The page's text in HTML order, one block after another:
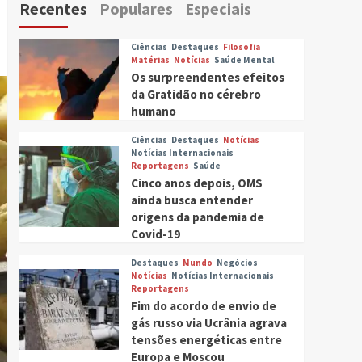
Recentes Populares Especiais
Ciências Destaques Filosofia
Matérias Notícias Saúde Mental
Os surpreendentes efeitos
da Gratidão no cérebro
humano
Ciências Destaques Notícias
Notícias Internacionais
Reportagens Saúde
Cinco anos depois, OMS
ainda busca entender
origens da pandemia de
Covid-19
Destaques Mundo Negócios
Notícias Notícias Internacionais
Reportagens
Fim do acordo de envio de
gás russo via Ucrânia agrava
tensões energéticas entre
Europa e Moscou